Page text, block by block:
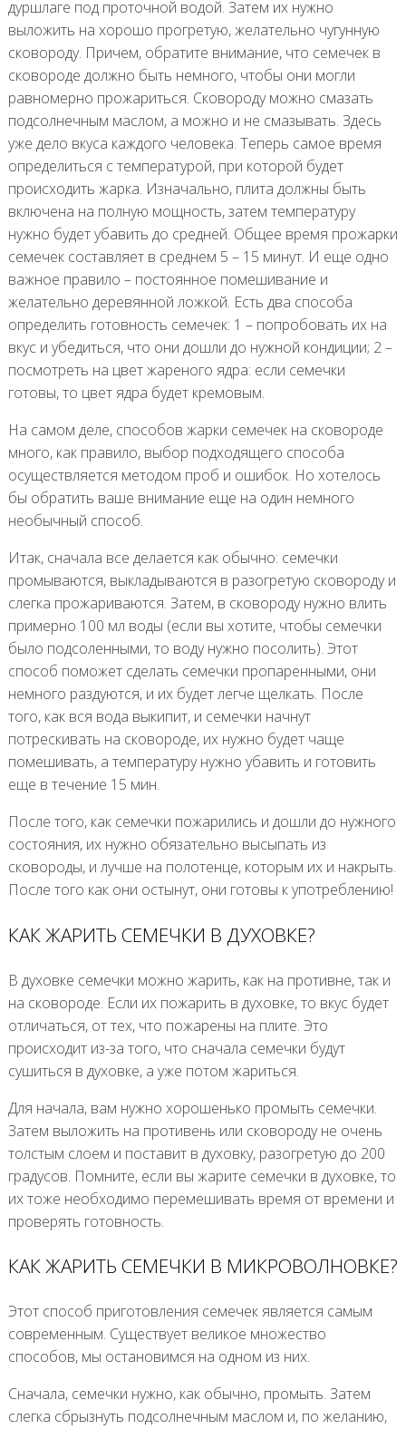
дуршлаге под проточной водой. Затем их нужно
выложить на хорошо прогретую, желательно чугунную
сковороду. Причем, обратите внимание, что семечек в
сковороде должно быть немного, чтобы они могли
равномерно прожариться. Сковороду можно смазать
подсолнечным маслом, а можно и не смазывать. Здесь
уже дело вкуса каждого человека. Теперь самое время
определиться с температурой, при которой будет
происходить жарка. Изначально, плита должны быть
включена на полную мощность, затем температуру
нужно будет убавить до средней. Общее время прожарки
семечек составляет в среднем 5 – 15 минут. И еще одно
важное правило – постоянное помешивание и
желательно деревянной ложкой. Есть два способа
определить готовность семечек: 1 – попробовать их на
вкус и убедиться, что они дошли до нужной кондиции; 2 –
посмотреть на цвет жареного ядра: если семечки
готовы, то цвет ядра будет кремовым.
На самом деле, способов жарки семечек на сковороде
много, как правило, выбор подходящего способа
осуществляется методом проб и ошибок. Но хотелось
бы обратить ваше внимание еще на один немного
необычный способ.
Итак, сначала все делается как обычно: семечки
промываются, выкладываются в разогретую сковороду и
слегка прожариваются. Затем, в сковороду нужно влить
примерно 100 мл воды (если вы хотите, чтобы семечки
было подсоленными, то воду нужно посолить). Этот
способ поможет сделать семечки пропаренными, они
немного раздуются, и их будет легче щелкать. После
того, как вся вода выкипит, и семечки начнут
потрескивать на сковороде, их нужно будет чаще
помешивать, а температуру нужно убавить и готовить
еще в течение 15 мин.
После того, как семечки пожарились и дошли до нужного
состояния, их нужно обязательно высыпать из
сковороды, и лучше на полотенце, которым их и накрыть.
После того как они остынут, они готовы к употреблению!
КАК ЖАРИТЬ СЕМЕЧКИ В ДУХОВКЕ?
В духовке семечки можно жарить, как на противне, так и
на сковороде. Если их пожарить в духовке, то вкус будет
отличаться, от тех, что пожарены на плите. Это
происходит из-за того, что сначала семечки будут
сушиться в духовке, а уже потом жариться.
Для начала, вам нужно хорошенько промыть семечки.
Затем выложить на противень или сковороду не очень
толстым слоем и поставит в духовку, разогретую до 200
градусов. Помните, если вы жарите семечки в духовке, то
их тоже необходимо перемешивать время от времени и
проверять готовность.
КАК ЖАРИТЬ СЕМЕЧКИ В МИКРОВОЛНОВКЕ?
Этот способ приготовления семечек является самым
современным. Существует великое множество
способов, мы остановимся на одном из них.
Сначала, семечки нужно, как обычно, промыть. Затем
слегка сбрызнуть подсолнечным маслом и, по желанию,